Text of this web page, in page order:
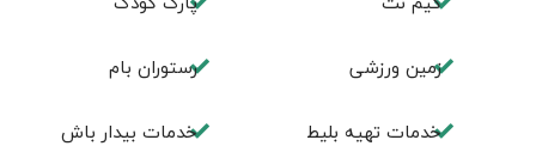
زمین ورزشی رستوران بام
خدمات تهيه بليط خدمات بیدار باش